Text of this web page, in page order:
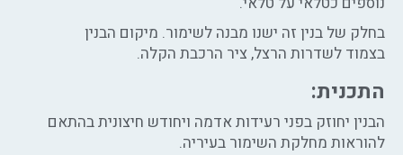
בחלק של בנין זה ישנו מבנה לשימור. מיקום הבנין
בצמוד לשדרות הרצל, ציר הרכבת הקלה.
התכנית:
הבנין יחוזק בפני רעידות אדמה ויחודש חיצונית בהתאם
להוראות מחלקת השימור בעיריה.